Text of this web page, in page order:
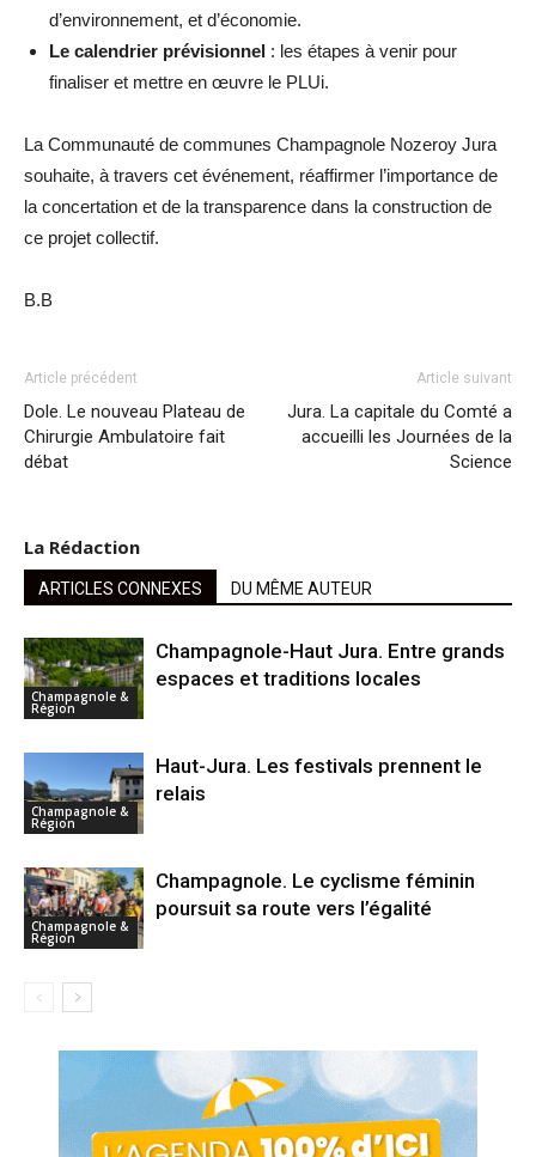
d’environnement, et d’économie.
Le calendrier prévisionnel : les étapes à venir pour
finaliser et mettre en œuvre le PLUi.
La Communauté de communes Champagnole Nozeroy Jura
souhaite, à travers cet événement, réaffirmer l’importance de
la concertation et de la transparence dans la construction de
ce projet collectif.
B.B
Article précédent
Dole. Le nouveau Plateau de
Chirurgie Ambulatoire fait
débat
Article suivant
Jura. La capitale du Comté a
accueilli les Journées de la
Science
La Rédaction
ARTICLES CONNEXES DU MÊME AUTEUR
Champagnole &
Région
Champagnole-Haut Jura. Entre grands
espaces et traditions locales
Champagnole &
Région
Haut-Jura. Les festivals prennent le
relais
Champagnole &
Région
Champagnole. Le cyclisme féminin
poursuit sa route vers l’égalité